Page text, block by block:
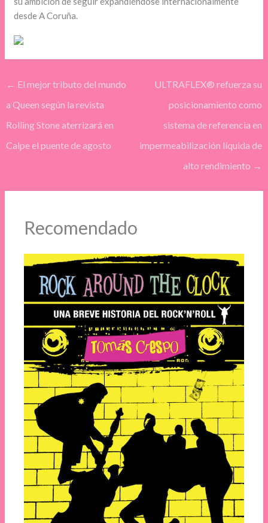
desde A Coruña.
← El mejor tributo del mundo
a Queen según la revista
Rolling Stone aterrizará en
Calpe el puente de agosto
ULTRAFLEX® refuerza su
posicionamiento como
sistema de referencia en
impermeabilización líquida de
alto rendimiento →
Recomendado